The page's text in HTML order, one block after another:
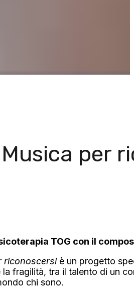
per
TOG con il
riconoscersiè un progetto
la fragilità, tra il talento di un
chi sono.